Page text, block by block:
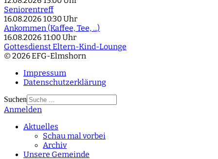
Seniorentreff
16.08.2026 10:30 Uhr
Ankommen (Kaffee, Tee, ...)
16.08.2026 11:00 Uhr
Gottesdienst Eltern-Kind-Lounge
© 2026 EFG-Elmshorn
Impressum
Datenschutzerklärung
Suchen
Type 2 or more
Anmelden
Aktuelles
Schau mal vorbei
Archiv
Unsere Gemeinde